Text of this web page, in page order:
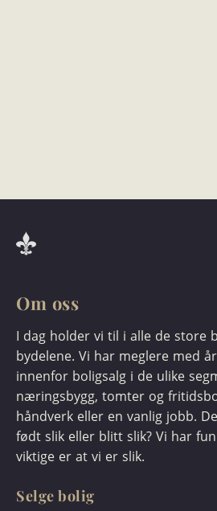
Om oss
I dag holder vi til i alle de store
bydelene. Vi har meglere med
innenfor boligsalg i de ulike
næringsbygg, tomter og
håndverk eller en vanlig jobb.
født slik eller blitt slik? Vi har
viktige er at vi er slik.
Selge bolig